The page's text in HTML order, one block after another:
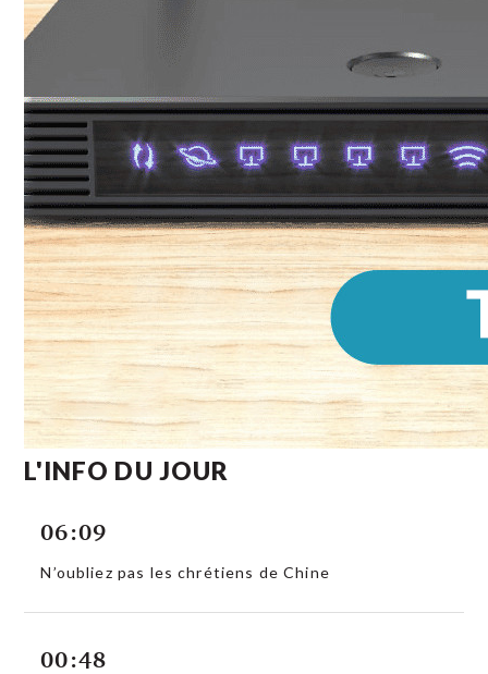
L'INFO DU JOUR
06:09
N’oubliez pas les chrétiens de Chine
00:48